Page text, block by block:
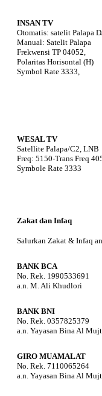
INSAN TV
Otomatis: satelit Palapa
Manual: Satelit Palapa
Frekwensi TP 04052,
Polaritas Horisontal (H)
Symbol Rate 3333,
WESAL TV
Satellite Palapa/C2, LNB
Freq: 5150-Trans Freq
Symbole Rate 3333
Zakat dan Infaq
Salurkan Zakat & Infaq
BANK BCA
No. Rek. 1990533691
a.n. M. Ali Khudlori
BANK BNI
No. Rek. 0357825379
a.n. Yayasan Bina Al
GIRO MUAMALAT
No. Rek. 7110065264
a.n. Yayasan Bina Al